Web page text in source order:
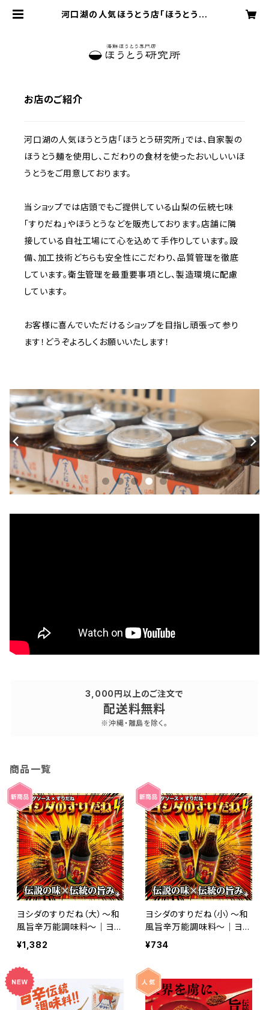
河口湖の人気ほうとう店「ほうとう研
お店のご紹介
河口湖の人気ほうとう店「ほうとう研究所」では、自家製の
ほうとう麺を使用し、こだわりの食材を使ったおいしいいほ
うとうをご用意しております。
当ショップでは店頭でもご提供している山梨の伝統七味
「すりだね」やほうとうなどを販売しております。店舗に隣
接している自社工場にて心を込めて手作りしています。設
備、加工技術どちらも安全性にこだわり、品質管理を徹底
しています。衛生管理を最重要事項とし、製造環境に配慮
しています。
お客様に喜んでいただけるショップを目指し頑張って参り
ます！どうぞよろしくお願いいたします！
3,000円以上のご注文で
配送料無料
※沖縄・離島を除く。
商品一覧
ヨシダのすりだね（大）〜和
風旨辛万能調味料〜｜ヨシ
ダソースと無添加すりだね
のコラボ｜お取り寄せ ｜お
取り寄せグルメ｜万能調味
料｜
¥1,382
ヨシダのすりだね（小）〜和
風旨辛万能調味料〜｜ヨシ
ダソースと無添加すりだね
料｜
¥734